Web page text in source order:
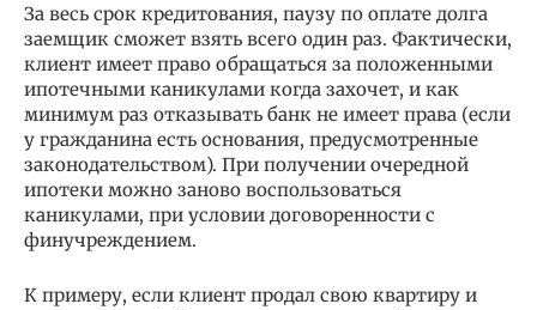
За весь срок кредитования, паузу по оплате долга
заемщик сможет взять всего один раз. Фактически,
клиент имеет право обращаться за положенными
ипотечными каникулами когда захочет, и как
минимум раз отказывать банк не имеет права (если
у гражданина есть основания, предусмотренные
законодательством). При получении очередной
ипотеки можно заново воспользоваться
каникулами, при условии договоренности с
финучреждением.
К примеру, если клиент продал свою квартиру и